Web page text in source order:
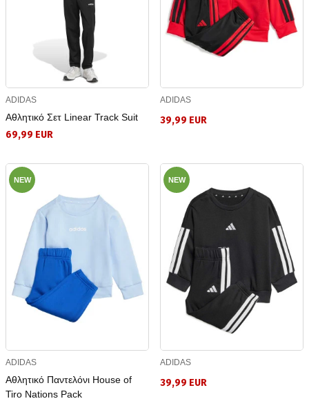
ADIDAS
Αθλητικό Σετ Linear Track Suit
69,99 EUR
ADIDAS
39,99 EUR
NEW
ADIDAS
Αθλητικό Παντελόνι House of
Tiro Nations Pack
NEW
ADIDAS
39,99 EUR